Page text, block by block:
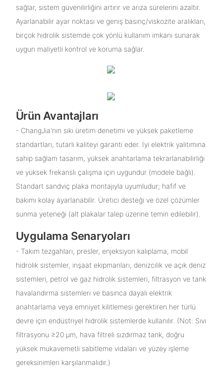
sağlar, sistem güvenilirliğini artırır ve arıza sürelerini azaltır.
Ayarlanabilir ayar noktası ve geniş basınç/viskozite aralıkları,
birçok hidrolik sistemde çok yönlü kullanım imkanı sunarak
uygun maliyetli kontrol ve koruma sağlar.
Ürün Avantajları
- ChangJia'nın sıkı üretim denetimi ve yüksek paketleme
standartları, tutarlı kaliteyi garanti eder. İyi elektrik yalıtımına
sahip sağlam tasarım, yüksek anahtarlama tekrarlanabilirliği
ve yüksek frekanslı çalışma için uygundur (modele bağlı).
Standart sandviç plaka montajıyla uyumludur; hafif ve
bakımı kolay ayarlanabilir. Üretici desteği ve özel çözümler
sunma yeteneği (alt plakalar talep üzerine temin edilebilir).
Uygulama Senaryoları
- Takım tezgahları, presler, enjeksiyon kalıplama, mobil
hidrolik sistemler, inşaat ekipmanları, denizcilik ve açık deniz
sistemleri, petrol ve gaz hidrolik sistemleri, filtrasyon ve tank
havalandırma sistemleri ve basınca dayalı elektrik
anahtarlama veya emniyet kilitlemesi gerektiren her türlü
devre için endüstriyel hidrolik sistemlerde kullanılır. (Not: Sıvı
filtrasyonu ≥20 μm, hava filtreli sızdırmaz tank, doğru
yüksek mukavemetli sabitleme vidaları ve yüzey işleme
gereksinimleri karşılanmalıdır.)